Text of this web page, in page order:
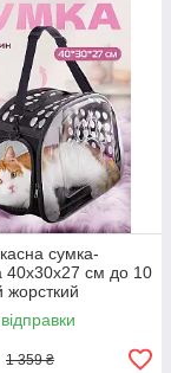
сумка-
40x30x27 см до 10
жорсткий
бокс для
1 359 ₴